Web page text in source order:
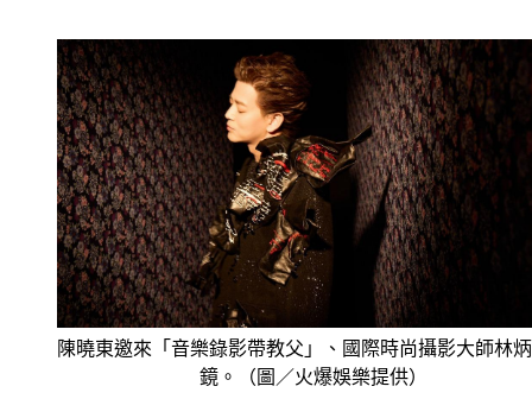
陳曉東邀來「音樂錄影帶教父」、國際時尚攝影大師林
鏡。（圖／火爆娛樂提供）